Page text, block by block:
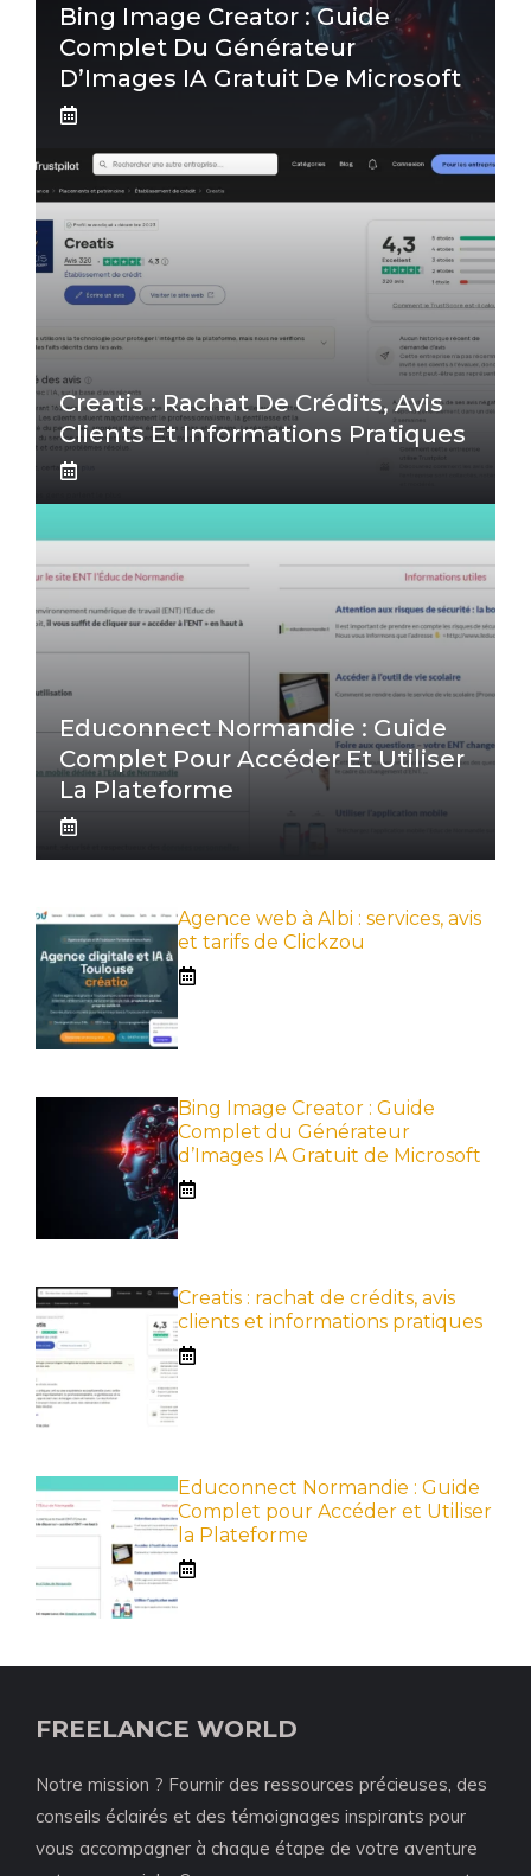
Bing Image Creator : Guide
Complet Du Générateur
D’Images IA Gratuit De Microsoft
Creatis : Rachat De Crédits, Avis
Clients Et Informations Pratiques
Educonnect Normandie : Guide
Complet Pour Accéder Et Utiliser
La Plateforme
Agence web à Albi : services, avis
et tarifs de Clickzou
Bing Image Creator : Guide
Complet du Générateur
d’Images IA Gratuit de Microsoft
Creatis : rachat de crédits, avis
clients et informations pratiques
Educonnect Normandie : Guide
Complet pour Accéder et Utiliser
la Plateforme
FREELANCE WORLD
Notre mission ? Fournir des ressources précieuses, des
conseils éclairés et des témoignages inspirants pour
vous accompagner à chaque étape de votre aventure